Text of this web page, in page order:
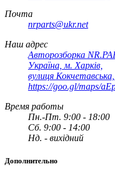
Почта
nrparts@ukr.net
Наш адрес
Авторозборка
Україна, м. Харків,
вулиця
https://goo.gl/maps/
Время работы
Пн.-Пт. 9:00 - 18:00
Сб. 9:00 - 14:00
Нд. - вихідний
Дополнительно